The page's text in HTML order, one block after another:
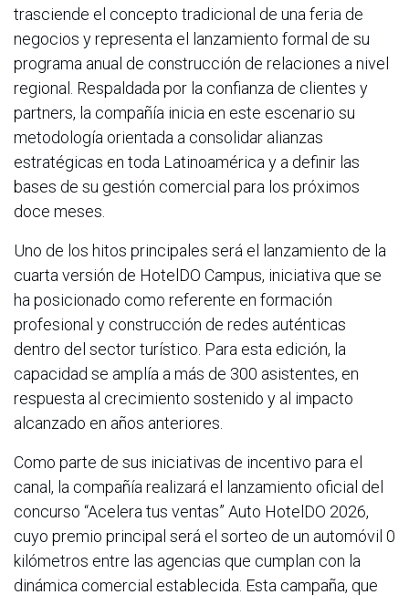
trasciende el concepto tradicional de una feria de
negocios y representa el lanzamiento formal de su
programa anual de construcción de relaciones a nivel
regional. Respaldada por la confianza de clientes y
partners, la compañía inicia en este escenario su
metodología orientada a consolidar alianzas
estratégicas en toda Latinoamérica y a definir las
bases de su gestión comercial para los próximos
doce meses.
Uno de los hitos principales será el lanzamiento de la
cuarta versión de HotelDO Campus, iniciativa que se
ha posicionado como referente en formación
profesional y construcción de redes auténticas
dentro del sector turístico. Para esta edición, la
capacidad se amplía a más de 300 asistentes, en
respuesta al crecimiento sostenido y al impacto
alcanzado en años anteriores.
Como parte de sus iniciativas de incentivo para el
canal, la compañía realizará el lanzamiento oficial del
concurso “Acelera tus ventas” Auto HotelDO 2026,
cuyo premio principal será el sorteo de un automóvil 0
kilómetros entre las agencias que cumplan con la
dinámica comercial establecida. Esta campaña, que